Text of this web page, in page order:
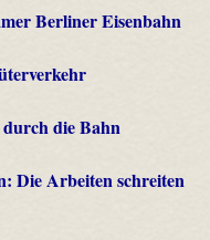
Berliner Eisenbahn
die Bahn
Die Arbeiten schreiten